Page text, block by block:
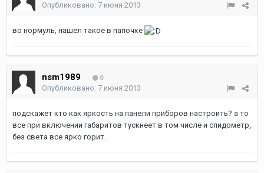
Опубликовано: 7 июня 2013
во нормуль, нашел такое в папочке
nsm1989 0
Опубликовано: 7 июня 2013
подскажет кто как яркость на панели приборов настроить? а то
все при включении габаритов тускнеет в том числе и спидометр,
без света все ярко горит.